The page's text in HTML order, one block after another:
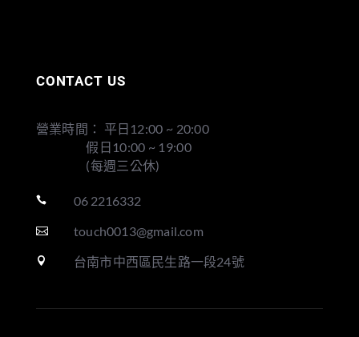
CONTACT US
營業時間： 平日12:00 ~ 20:00
假日10:00 ~ 19:00
(每週三公休)
 06 2216332
 touch0013@gmail.com
 台南市中西區民生路一段24號